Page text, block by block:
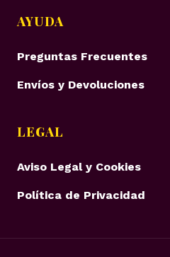
AYUDA
Preguntas Frecuentes
Envíos y Devoluciones
LEGAL
Aviso Legal y Cookies
Política de Privacidad